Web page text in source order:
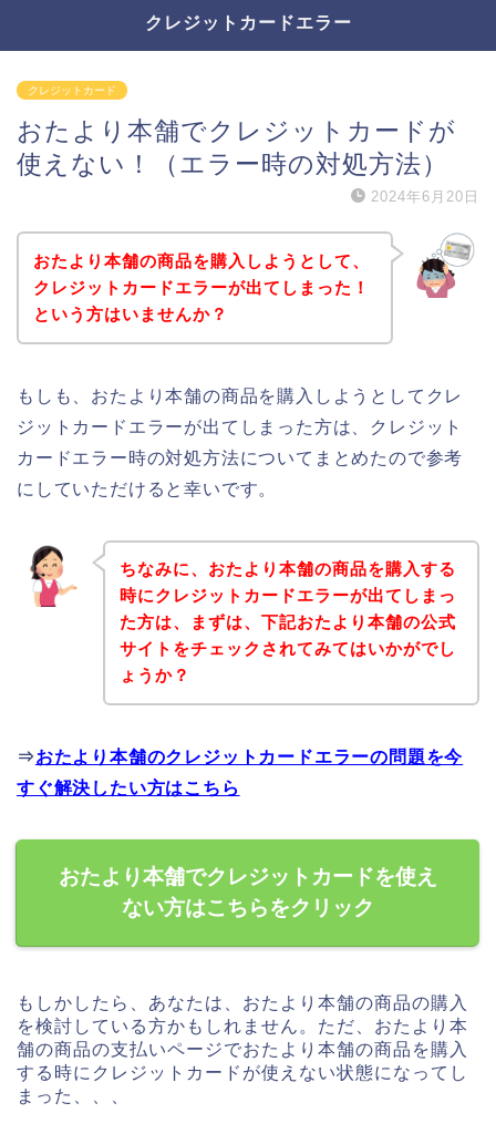
クレジットカードエラー
クレジットカード
おたより本舗でクレジットカードが
使えない！（エラー時の対処方法）
2024年6月20日
おたより本舗の商品を購入しようとして、
クレジットカードエラーが出てしまった！
という方はいませんか？
もしも、おたより本舗の商品を購入しようとしてクレ
ジットカードエラーが出てしまった方は、クレジット
カードエラー時の対処方法についてまとめたので参考
にしていただけると幸いです。
ちなみに、おたより本舗の商品を購入する
時にクレジットカードエラーが出てしまっ
た方は、まずは、下記おたより本舗の公式
サイトをチェックされてみてはいかがでし
ょうか？
⇒おたより本舗のクレジットカードエラーの問題を今
すぐ解決したい方はこちら
おたより本舗でクレジットカードを使え
ない方はこちらをクリック
もしかしたら、あなたは、おたより本舗の商品の購入
を検討している方かもしれません。ただ、おたより本
舗の商品の支払いページでおたより本舗の商品を購入
する時にクレジットカードが使えない状態になってし
まった、、、